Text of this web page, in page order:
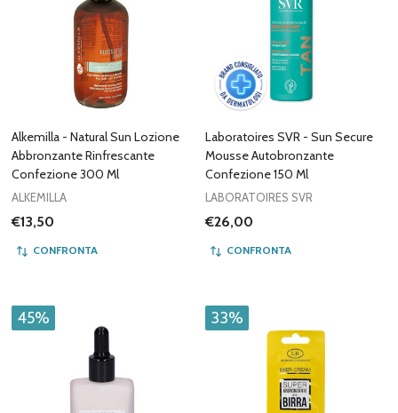
Alkemilla - Natural Sun Lozione
Abbronzante Rinfrescante
Confezione 300 Ml
ALKEMILLA
€13,50
CONFRONTA
Laboratoires SVR - Sun Secure
Mousse Autobronzante
Confezione 150 Ml
LABORATOIRES SVR
€26,00
CONFRONTA
45% 33%